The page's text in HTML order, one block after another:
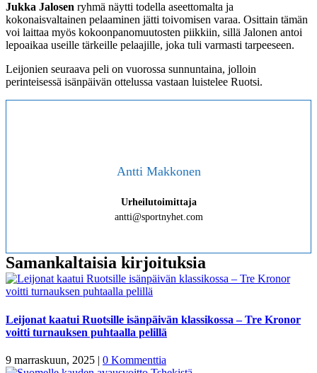
Jukka Jalosen ryhmä näytti todella aseettomalta ja
kokonaisvaltainen pelaaminen jätti toivomisen varaa. Osittain tämän
voi laittaa myös kokoonpanomuutosten piikkiin, sillä Jalonen antoi
lepoaikaa useille tärkeille pelaajille, joka tuli varmasti tarpeeseen.
Leijonien seuraava peli on vuorossa sunnuntaina, jolloin
perinteisessä isänpäivän ottelussa vastaan luistelee Ruotsi.
Antti Makkonen
Urheilutoimittaja
antti@sportnyhet.com
Samankaltaisia kirjoituksia
Leijonat kaatui Ruotsille isänpäivän klassikossa – Tre Kronor
voitti turnauksen puhtaalla pelillä
9 marraskuun, 2025 | 0 Kommenttia